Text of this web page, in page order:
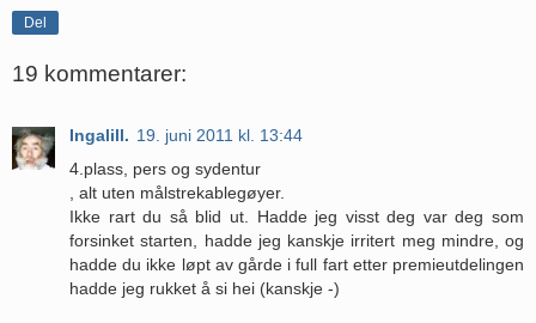
Del
19 kommentarer:
Ingalill. 19. juni 2011 kl. 13:44
4.plass, pers og sydentur
, alt uten målstrekablegøyer.
Ikke rart du så blid ut. Hadde jeg visst deg var deg som
forsinket starten, hadde jeg kanskje irritert meg mindre, og
hadde du ikke løpt av gårde i full fart etter premieutdelingen
hadde jeg rukket å si hei (kanskje -)